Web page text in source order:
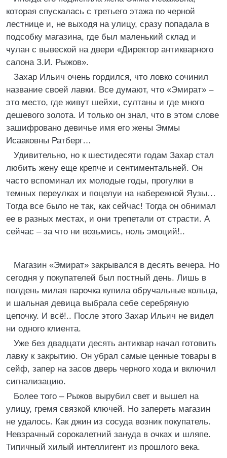
которая спускалась с третьего этажа по черной
лестнице и, не выходя на улицу, сразу попадала в
подсобку магазина, где был маленький склад и
чулан с вывеской на двери «Директор антикварного
салона З.И. Рыжов».
Захар Ильич очень гордился, что ловко сочинил
название своей лавки. Все думают, что «Эмират» –
это место, где живут шейхи, султаны и где много
дешевого золота. И только он знал, что в этом слове
зашифровано девичье имя его жены Эммы
Исааковны Ратберг…
Удивительно, но к шестидесяти годам Захар стал
любить жену еще крепче и сентиментальней. Он
часто вспоминал их молодые годы, прогулки в
темных переулках и поцелуи на набережной Яузы…
Тогда все было не так, как сейчас! Тогда он обнимал
ее в разных местах, и они трепетали от страсти. А
сейчас – за что ни возьмись, ноль эмоций!..
Магазин «Эмират» закрывался в десять вечера. Но
сегодня у покупателей был постный день. Лишь в
полдень милая парочка купила обручальные кольца,
и шальная девица выбрала себе серебряную
цепочку. И всё!.. После этого Захар Ильич не видел
ни одного клиента.
Уже без двадцати десять антиквар начал готовить
лавку к закрытию. Он убрал самые ценные товары в
сейф, запер на засов дверь черного хода и включил
сигнализацию.
Более того – Рыжов вырубил свет и вышел на
улицу, гремя связкой ключей. Но запереть магазин
не удалось. Как джин из сосуда возник покупатель.
Невзрачный сорокалетний зануда в очках и шляпе.
Типичный хилый интеллигент из прошлого века.